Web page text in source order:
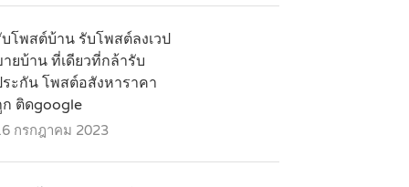
โพสต์บ้าน รับโพสต์ลงเวป
ยบ้าน ที่เดียวที่กล้ารับ
ะกัน โพสต์อสังหาราคา
ติดgoogle
กรกฎาคม 2023